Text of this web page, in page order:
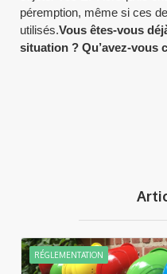
péremption, même si ces
utilisés.Vous êtes-vous
situation ? Qu’avez-vous
RÉGLEMENTATION